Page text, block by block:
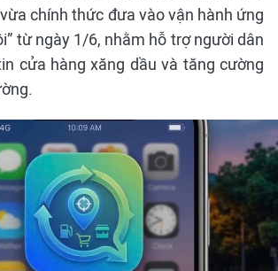
chính thức đưa vào vận hành ứng
từ ngày 1/6, nhằm hỗ trợ người dân
cửa hàng xăng dầu và tăng cường